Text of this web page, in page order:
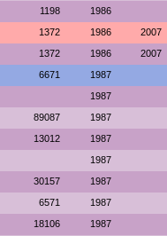
1198 1986
1372 1986 2007
1372 1986 2007
6671 1987
1987
89087 1987
13012 1987
1987
30157 1987
6571 1987
18106 1987